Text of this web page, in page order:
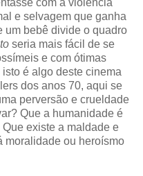
com a violência
e selvagem que ganha
um bebê divide o quadro
seria mais fácil de se
e com ótimas
é algo deste cinema
dos anos 70, aqui se
perversão e crueldade
Que a humanidade é
existe a maldade e
moralidade ou heroísmo